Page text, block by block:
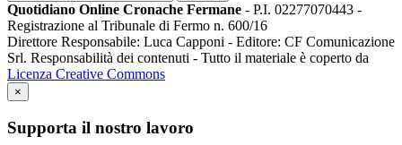
Quotidiano Online Cronache Fermane - P.I. 02277070443 -
Registrazione al Tribunale di Fermo n. 600/16
Direttore Responsabile: Luca Capponi - Editore: CF Comunicazione
Srl. Responsabilità dei contenuti - Tutto il materiale è coperto da
Licenza Creative Commons
×
Supporta il nostro lavoro